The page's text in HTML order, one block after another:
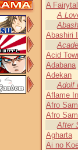
A
A
Abashiri
Acid
Adabana
Adekan
Adolf
Aflame
Afro
Afro
After
Agharta
Ai no